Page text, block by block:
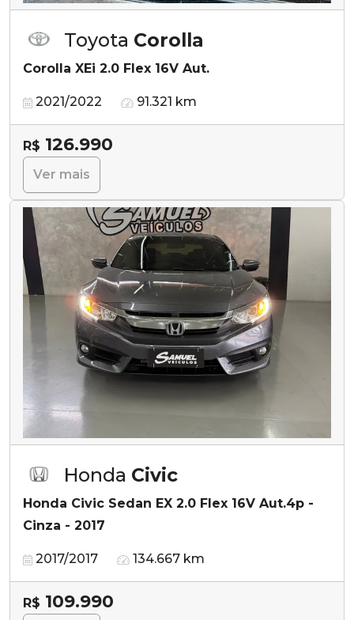
Toyota Corolla
Corolla XEi 2.0 Flex 16V Aut.
2021/2022 91.321 km
R$ 126.990
Ver mais
Honda Civic
Honda Civic Sedan EX 2.0 Flex 16V Aut.4p -
Cinza - 2017
2017/2017 134.667 km
R$ 109.990